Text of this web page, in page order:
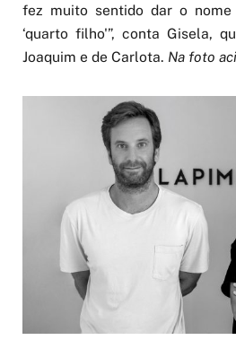
fez muito sentido dar o nome
‘quarto filho'”, conta Gisela,
Joaquim e de Carlota. Na foto